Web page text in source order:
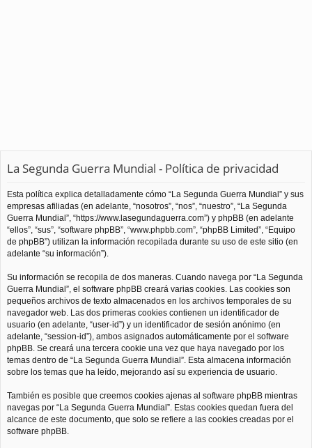
La Segunda Guerra Mundial - Política de privacidad
Esta política explica detalladamente cómo “La Segunda Guerra Mundial” y sus
empresas afiliadas (en adelante, “nosotros”, “nos”, “nuestro”, “La Segunda
Guerra Mundial”, “https://www.lasegundaguerra.com”) y phpBB (en adelante
“ellos”, “sus”, “software phpBB”, “www.phpbb.com”, “phpBB Limited”, “Equipo
de phpBB”) utilizan la información recopilada durante su uso de este sitio (en
adelante “su información”).
Su información se recopila de dos maneras. Cuando navega por “La Segunda
Guerra Mundial”, el software phpBB creará varias cookies. Las cookies son
pequeños archivos de texto almacenados en los archivos temporales de su
navegador web. Las dos primeras cookies contienen un identificador de
usuario (en adelante, “user-id”) y un identificador de sesión anónimo (en
adelante, “session-id”), ambos asignados automáticamente por el software
phpBB. Se creará una tercera cookie una vez que haya navegado por los
temas dentro de “La Segunda Guerra Mundial”. Esta almacena información
sobre los temas que ha leído, mejorando así su experiencia de usuario.
También es posible que creemos cookies ajenas al software phpBB mientras
navegas por “La Segunda Guerra Mundial”. Estas cookies quedan fuera del
alcance de este documento, que solo se refiere a las cookies creadas por el
software phpBB.